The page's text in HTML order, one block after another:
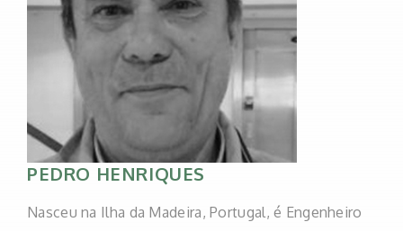
PEDRO HENRIQUES
Nasceu na Ilha da Madeira, Portugal, é Engenheiro